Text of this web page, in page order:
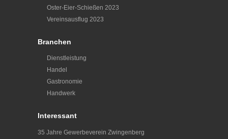
Oster-Eier-Schießen 2023
Vereinsausflug 2023
Branchen
Dienstleistung
Handel
Gastronomie
Handwerk
Interessant
35 Jahre Gewerbeverein Zwingenberg